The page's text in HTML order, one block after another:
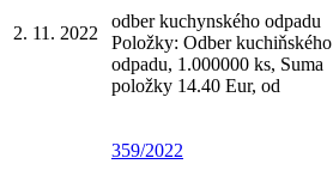
2. 11. 2022
odber kuchynského odpadu
Položky: Odber kuchiňského
odpadu, 1.000000 ks, Suma
položky 14.40 Eur, od
359/2022